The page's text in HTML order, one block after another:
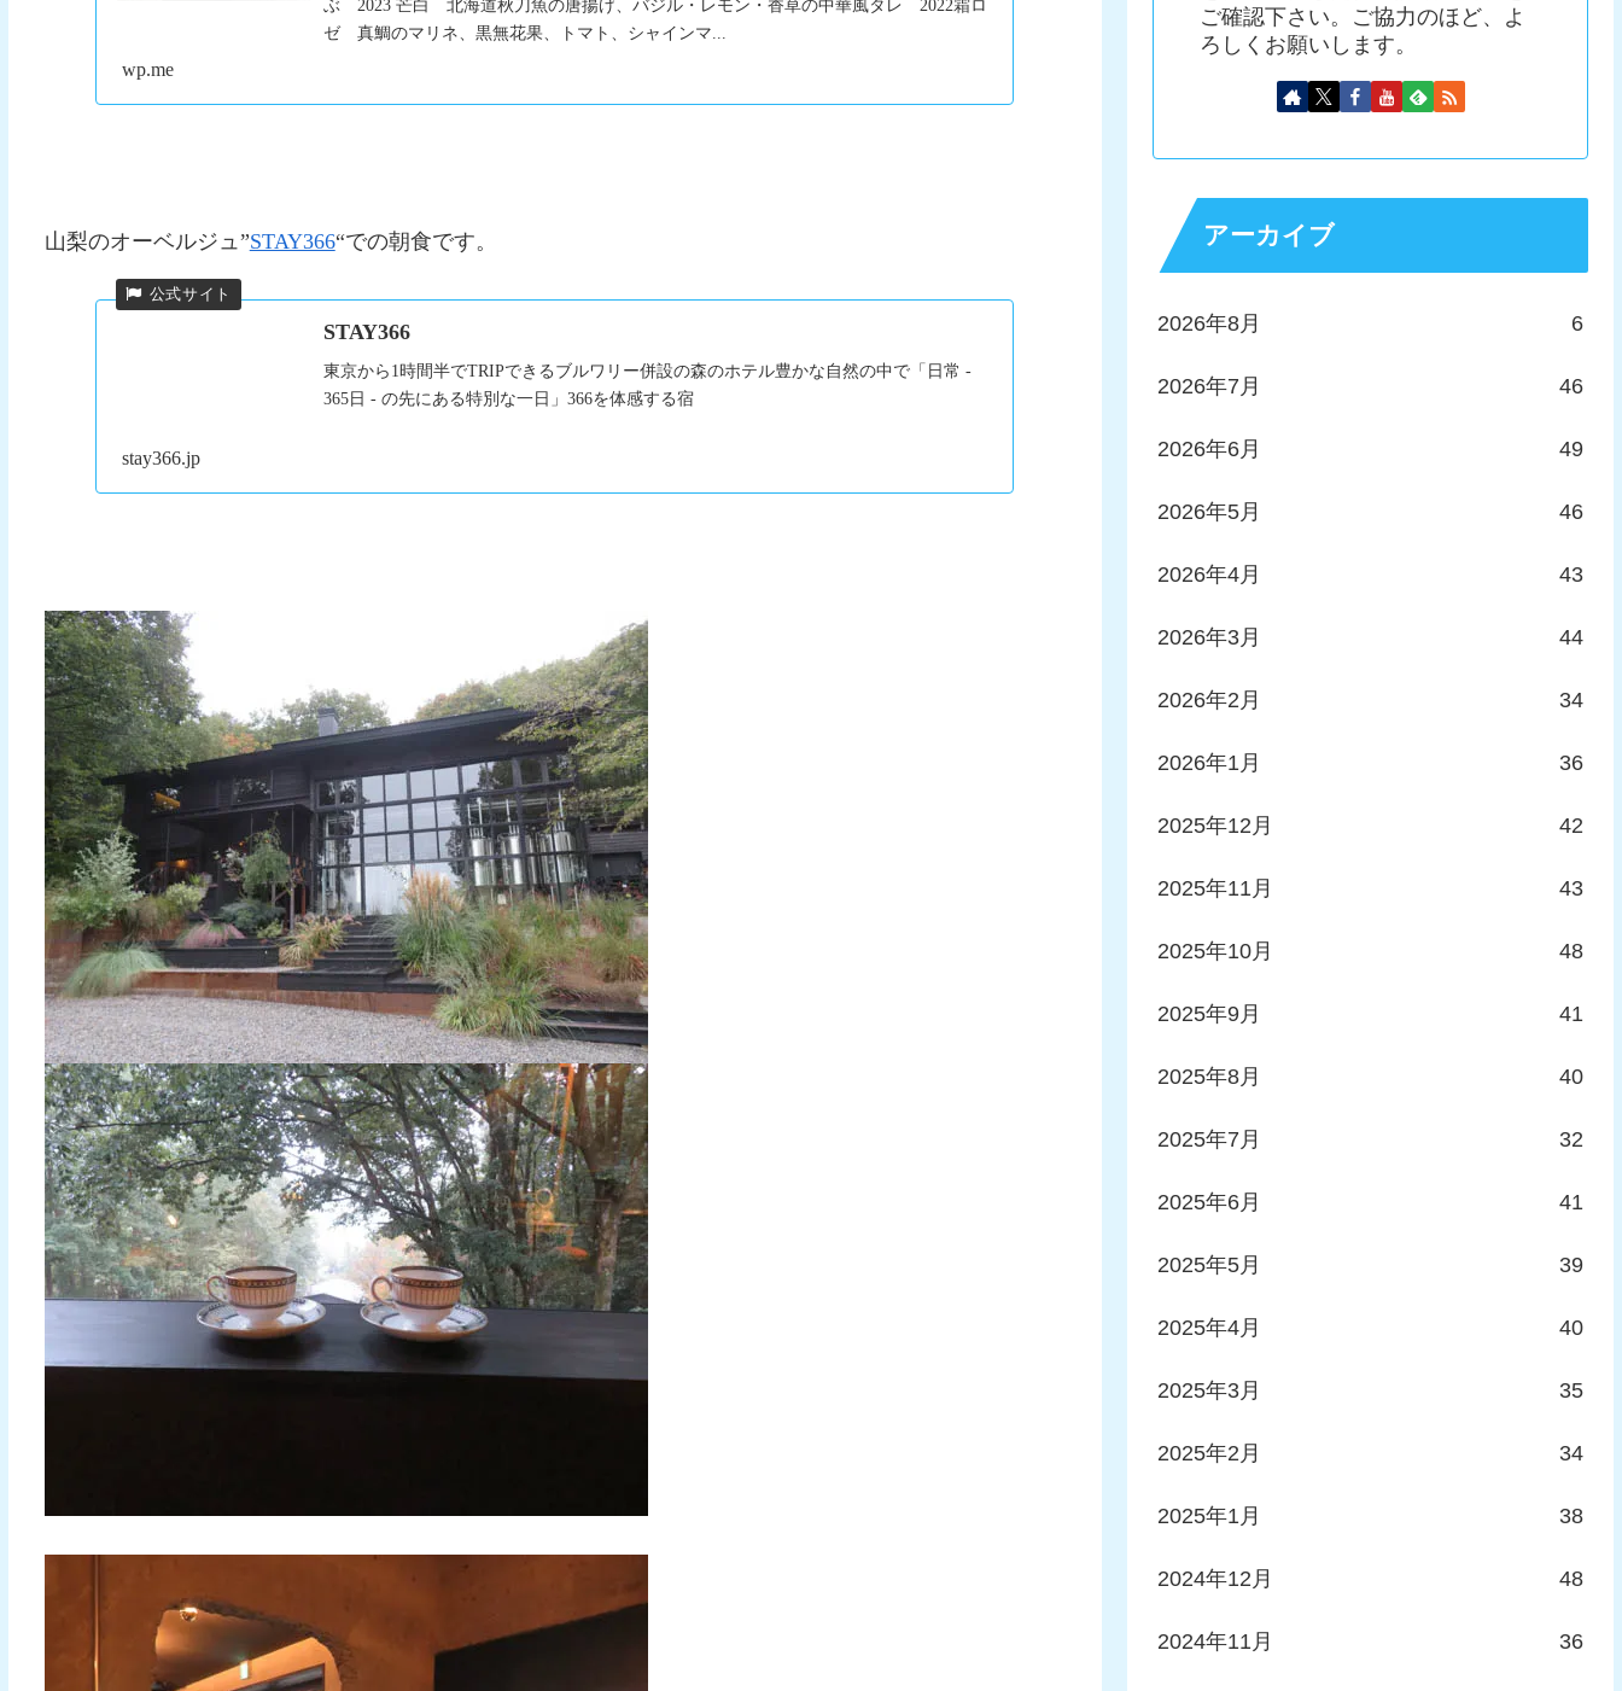
ぶ 2023 芒白 北海道秋刀魚の唐揚げ、バジル・レモン・香草の中華風タレ 2022霜ロ
ゼ 真鯛のマリネ、黒無花果、トマト、シャインマ...
wp.me
山梨のオーベルジュ”STAY366“での朝食です。
STAY366
東京から1時間半でTRIPできるブルワリー併設の森のホテル豊かな自然の中で「日常 -
365日 - の先にある特別な一日」366を体感する宿
stay366.jp
ご確認下さい。ご協力のほど、よ
ろしくお願いします。
アーカイブ
2026年8月 6
2026年7月 46
2026年6月 49
2026年5月 46
2026年4月 43
2026年3月 44
2026年2月 34
2026年1月 36
2025年12月 42
2025年11月 43
2025年10月 48
2025年9月 41
2025年8月 40
2025年7月 32
2025年6月 41
2025年5月 39
2025年4月 40
2025年3月 35
2025年2月 34
2025年1月 38
2024年12月 48
2024年11月 36